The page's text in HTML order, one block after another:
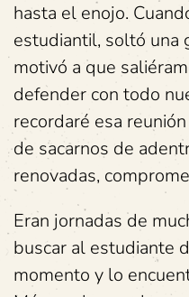
hasta el enojo.
estudiantil, soltó una
motivó a que
defender con todo
recordaré esa
de sacarnos de
renovadas,
Eran jornadas de
buscar al estudiante
momento y lo